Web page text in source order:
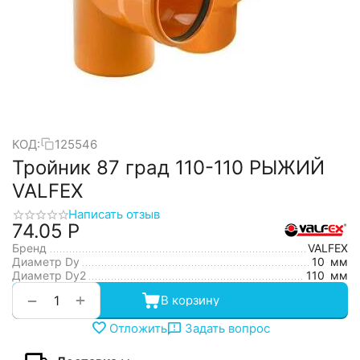
КОД: 125546
Тройник 87 град 110-110 РЫЖИЙ
VALFEX
Написать отзыв
74.05 Р
Бренд
VALFEX
Диаметр Dy
10 мм
Диаметр Dy2
110 мм
+
−
В корзину
Отложить
Задать вопрос